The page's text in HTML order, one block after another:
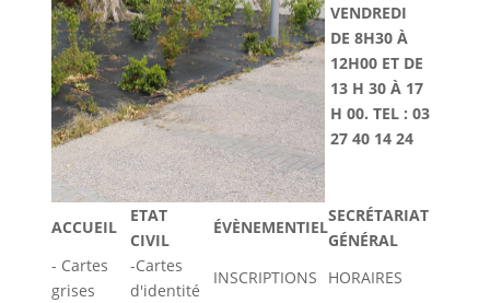
VENDREDI
DE 8H30 À
12H00 ET DE
13 H 30 À 17
H 00. TEL : 03
27 40 14 24
ACCUEIL
ETAT
CIVIL
ÉVÈNEMENTIEL
SECRÉTARIAT
GÉNÉRAL
- Cartes
grises
-Cartes
d'identité
INSCRIPTIONS HORAIRES